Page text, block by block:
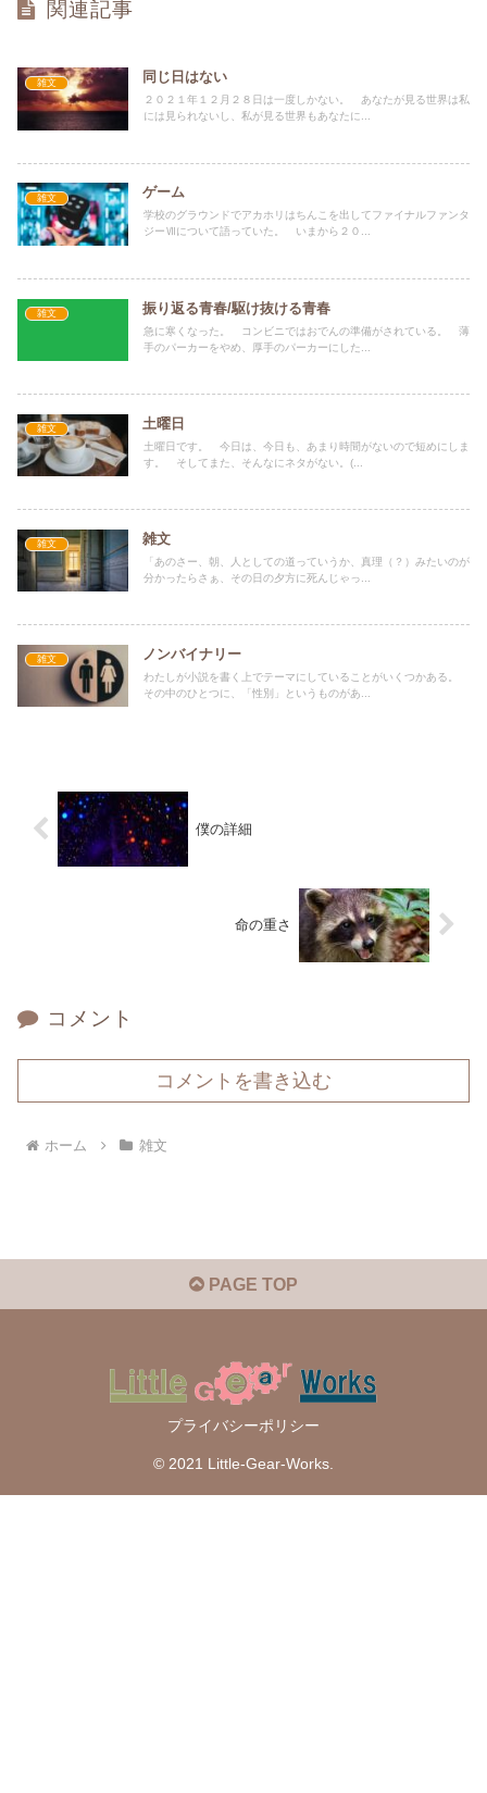
関連記事
雑文 同じ日はない
２０２１年１２月２８日は一度しかない。 あなたが見る世界は私
には見られないし、私が見る世界もあなたに...
雑文 ゲーム
学校のグラウンドでアカホリはちんこを出してファイナルファンタ
ジーⅦについて語っていた。 いまから２０...
雑文 振り返る青春/駆け抜ける青春
急に寒くなった。 コンビニではおでんの準備がされている。 薄
手のパーカーをやめ、厚手のパーカーにした...
雑文 土曜日
土曜日です。 今日は、今日も、あまり時間がないので短めにしま
す。 そしてまた、そんなにネタがない。(...
雑文 雑文
「あのさー、朝、人としての道っていうか、真理（？）みたいのが
分かったらさぁ、その日の夕方に死んじゃっ...
雑文 ノンバイナリー
わたしが小説を書く上でテーマにしていることがいくつかある。
その中のひとつに、「性別」というものがあ...
僕の詳細
命の重さ
コメント
コメントを書き込む
ホーム 雑文
PAGE TOP
プライバシーポリシー
© 2021 Little-Gear-Works.